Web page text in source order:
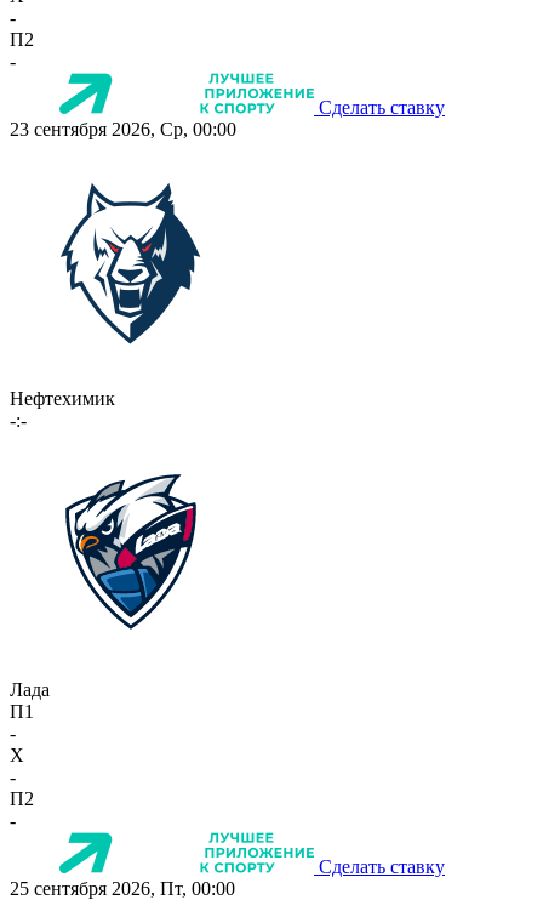
-
П2
-
Сделать ставку
23 сентября 2026, Ср, 00:00
Нефтехимик
-:-
Лада
П1
-
X
-
П2
-
Сделать ставку
25 сентября 2026, Пт, 00:00